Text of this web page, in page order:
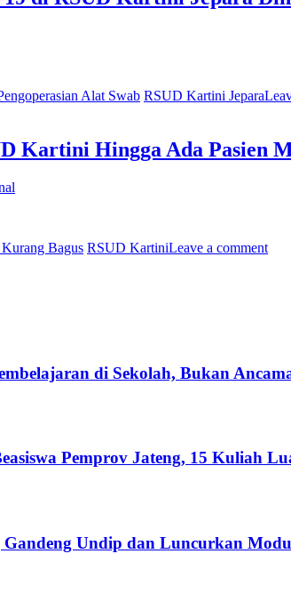
Alat Swab RSUD Kartini Jepara
Kartini Hingga Ada Pasien
Bagus RSUD KartiniLeave a comment
di Sekolah, Bukan
Pemprov Jateng, 15 Kuliah
Undip dan Luncurkan